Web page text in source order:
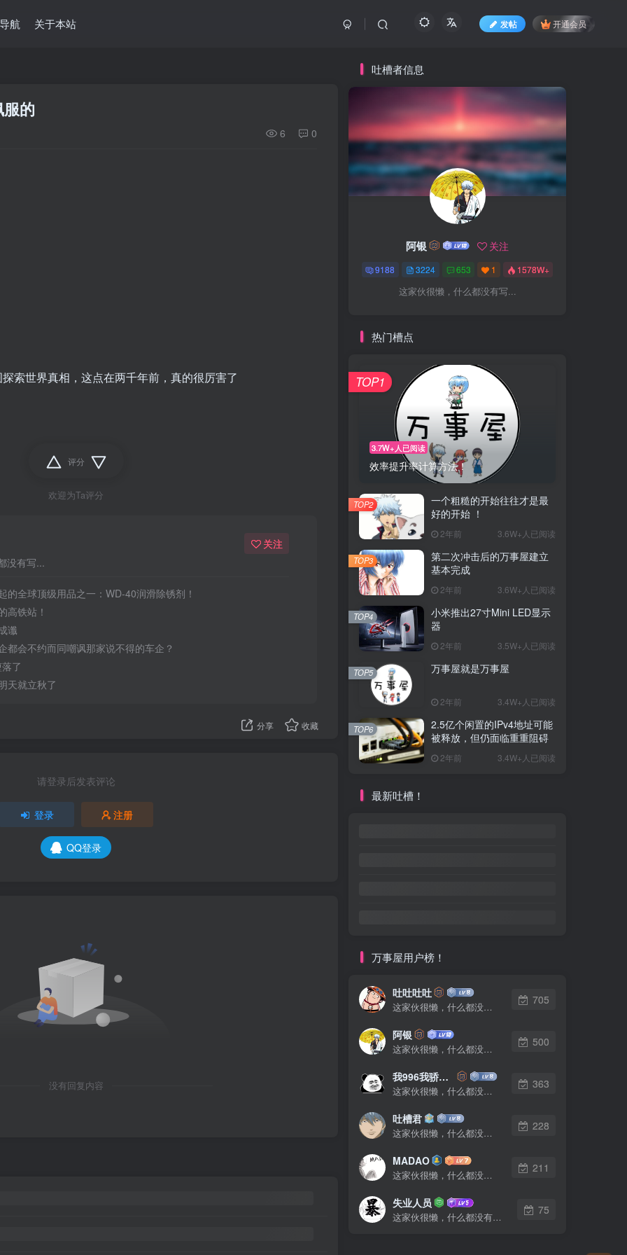
航 关于本站 发帖 开通会员
的
6 0
索世界真相，这点在两千年前，真的很厉害了
评分
欢迎为Ta评分
没有写...
关注
的全球顶级用品之一：WD-40润滑除锈剂！
高铁站！
谶
都会不约而同嘲讽那家说不得的车企？
了
天就立秋了
分享 收藏
请登录后发表评论
登录 注册
QQ登录
没有回复内容
吐槽者信息
阿银 关注
9188 3224 653 1 1578W+
这家伙很懒，什么都没有写...
热门槽点
3.7W+人已阅读
效率提升率计算方法！
TOP1
一个粗糙的开始往往才是最
好的开始 ！
2年前 3.6W+人已阅读
TOP2
第二次冲击后的万事屋建立
基本完成
2年前 3.6W+人已阅读
TOP3
小米推出27寸Mini LED显示
器
2年前 3.5W+人已阅读
TOP4
万事屋就是万事屋
2年前 3.4W+人已阅读
TOP5
2.5亿个闲置的IPv4地址可能
被释放，但仍面临重重阻碍
2年前 3.4W+人已阅读
TOP6
最新吐槽！
万事屋用户榜！
吐吐吐吐
这家伙很懒，什么都没有写...
705
阿银
这家伙很懒，什么都没有写...
500
我996我骄傲了么
这家伙很懒，什么都没有写...
363
吐槽君
这家伙很懒，什么都没有写...
228
MADAO
这家伙很懒，什么都没有写...
211
失业人员
这家伙很懒，什么都没有写...
75